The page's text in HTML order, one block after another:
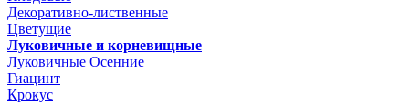
Декоративно-лиственные
Цветущие
Луковичные и корневищные
Луковичные Осенние
Гиацинт
Крокус